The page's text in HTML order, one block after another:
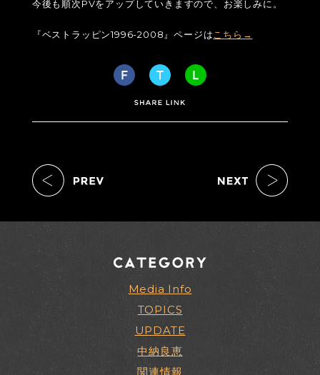
今後も順次PVをアップしていきますので、お楽しみに。
『ベストラッピン1996-2008』ページは こちら→
Media Info
TOPICS
UPDATE
中納良恵
関連情報